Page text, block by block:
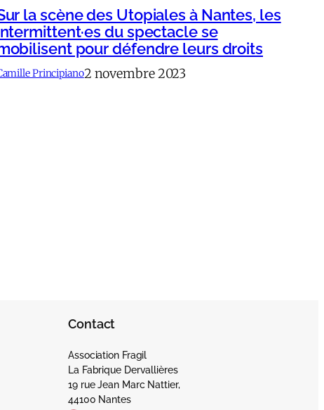
la scène des Utopiales à Nantes, les
du spectacle se
pour défendre leurs droits
Principiano2 novembre 2023
Contact
Association Fragil
La Fabrique Dervallières
19 rue Jean Marc Nattier,
44100 Nantes